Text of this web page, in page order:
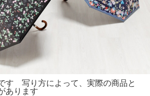
す 写り方によって、実際の商品と
あります